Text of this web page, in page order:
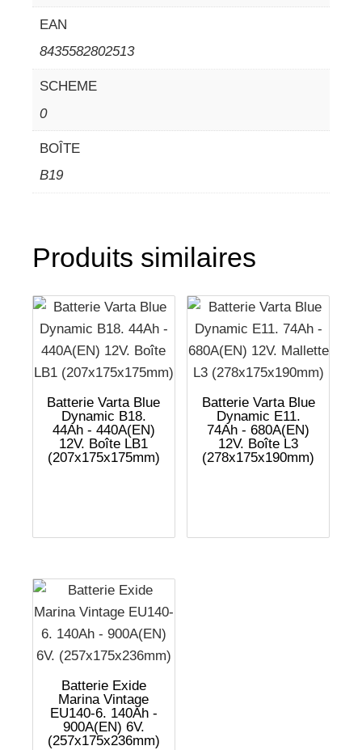
EAN
8435582802513
SCHEME
0
BOÎTE
B19
Produits similaires
Batterie Varta Blue
Dynamic B18.
44Ah - 440A(EN)
12V. Boîte LB1
(207x175x175mm)
Batterie Varta Blue
Dynamic E11.
74Ah - 680A(EN)
12V. Boîte L3
(278x175x190mm)
Batterie Exide
Marina Vintage
EU140-6. 140Ah -
900A(EN) 6V.
(257x175x236mm)